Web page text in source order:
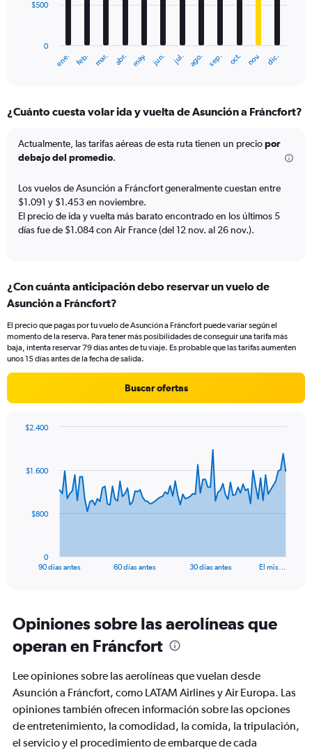
The
Range:
categories.
The
has
1
Y
axis
displaying
to
1500.
ene. feb. mar. abr. may. jun. jul. ago. sep. oct. nov. dic.
0
$500
¿Cuánto cuesta volar ida y vuelta de Asunción a Fráncfort?
Actualmente, las tarifas aéreas de esta ruta tienen un preciopor
debajo del promedio.
Los vuelos de Asunción a Fráncfort generalmente cuestan entre
$1.091 y $1.453 en noviembre.
El precio de ida y vuelta más barato encontrado en los últimos 5
días fue de $1.084 con Air France (del 12 nov. al 26 nov.).
¿Con cuánta anticipación debo reservar un vuelo de
Asunción a Fráncfort?
El precio que pagas por tu vuelo de Asunción a Fráncfort puede variar según el
momento de la reserva. Para tener más posibilidades de conseguir una tarifa más
baja, intenta reservar 79 días antes de tu viaje. Es probable que las tarifas aumenten
unos 15 días antes de la fecha de salida.
Buscar ofertas
data
The
Range:
91
categories.
The
chart
1
Y
axis
displaying
90 días antes 60 días antes 30 días antes El mis…
0
$800
$1.600
$2.400
Opiniones sobre las aerolíneas que
operan en Fráncfort
Lee opiniones sobre las aerolíneas que vuelan desde
Asunción a Fráncfort, como LATAM Airlines y Air Europa. Las
opiniones también ofrecen información sobre las opciones
de entretenimiento, la comodidad, la comida, la tripulación,
el servicio y el procedimiento de embarque de cada